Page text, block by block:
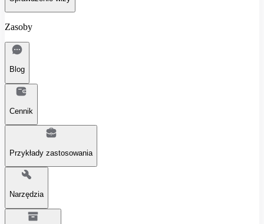
Zasoby
Blog
Cennik
Przykłady zastosowania
Narzędzia